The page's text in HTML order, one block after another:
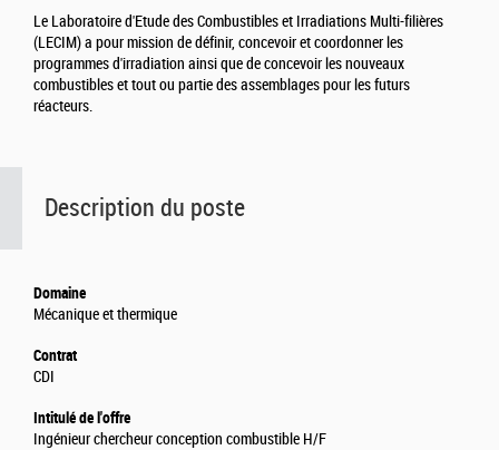
Description du poste
Domaine
Mécanique et thermique
Contrat
CDI
Intitulé de l'offre
Ingénieur chercheur conception combustible H/F
Le Laboratoire d'Etude des Combustibles et Irradiations Multi-filières
(LECIM) a pour mission de définir, concevoir et coordonner les
programmes d'irradiation ainsi que de concevoir les nouveaux
combustibles et tout ou partie des assemblages pour les futurs
réacteurs.